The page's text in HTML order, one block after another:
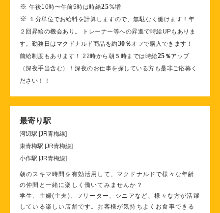
※午後10時〜午前5時は時給25%増
※
１分単位でお給料を計算しますので、無駄なく働けます！年
２回昇給の機会あり。 トレーナー等への昇進で時給UPもありま
す。勤務日はマクドナルド商品を約30 ％オフで購入できます！
前給制度もあります！ 22時から朝５時までは時給25 ％アップ
（深夜手当含む）！深夜のお仕事を探している方も是非ご応募く
ださい！！
最寄り駅
河辺駅 [JR青梅線]
東青梅駅 [JR青梅線]
小作駅 [JR青梅線]
朝のスキマ時間を有効活用して、マクドナルドで様々な年齢
の仲間と一緒に楽しく働いてみませんか？
学生、主婦(主夫)、フリーター、シニアなど、様々な方が活躍
している楽しい店舗です。お客様が気持ちよくお食事できる